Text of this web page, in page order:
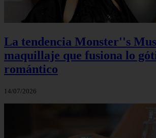
La tendencia Monster''s
maquillaje que fusiona lo
romántico
14/07/2026